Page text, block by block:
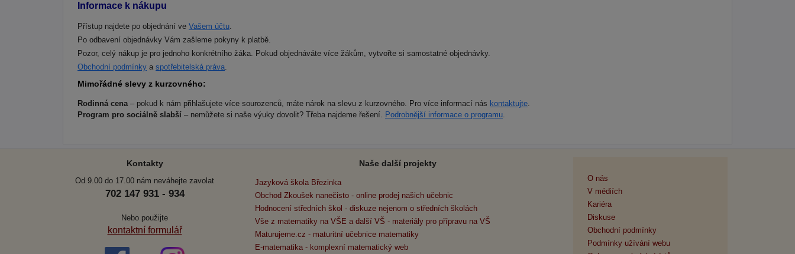
Informace k nákupu
Přístup najdete po objednání ve Vašem účtu.
Po odbavení objednávky Vám zašleme pokyny k platbě.
Pozor, celý nákup je pro jednoho konkrétního žáka. Pokud objednáváte více žákům, vytvořte si samostatné objednávky.
Obchodní podmínky a spotřebitelská práva.
Mimořádné slevy z kurzovného:
Rodinná cena– pokud k nám přihlašujete více sourozenců, máte nárok na slevu z kurzovného. Pro více informací nás kontaktujte.
Program pro sociálně slabší – nemůžete si naše výuky dovolit? Třeba najdeme řešení. Podrobnější informace o programu.
Kontakty
Od 9.00 do 17.00 nám neváhejte zavolat
702 147 931 - 934
Nebo použijte
kontaktní formulář
Naše další projekty
Jazyková škola Březinka
Obchod Zkoušek nanečisto - online prodej našich učebnic
Hodnocení středních škol - diskuze nejenom o středních školách
Vše z matematiky na VŠE a další VŠ - materiály pro přípravu na VŠ
Maturujeme.cz - maturitní učebnice matematiky
E-matematika - komplexní matematický web
O nás
V médiích
Kariéra
Diskuse
Obchodní podmínky
Podmínky užívání webu